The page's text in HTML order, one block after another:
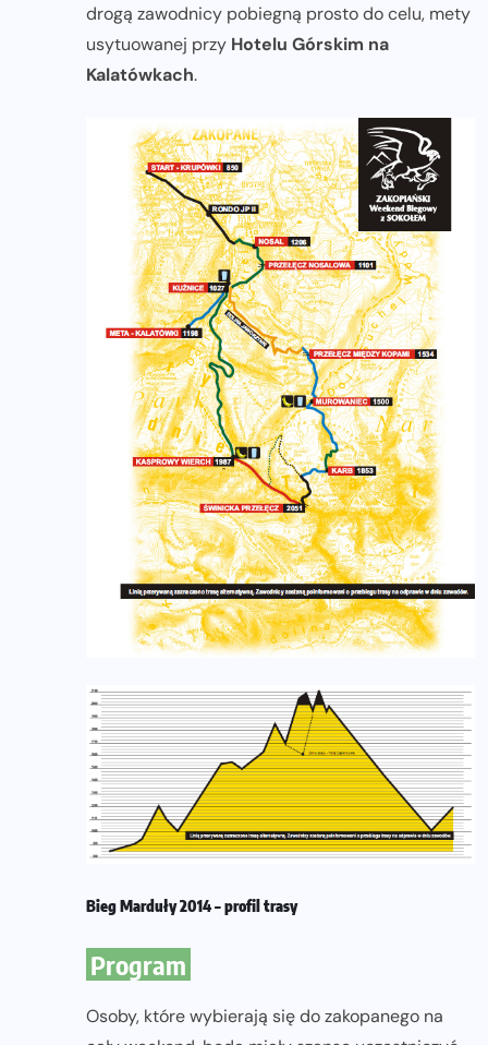
drogą zawodnicy pobiegną prosto do celu, mety
usytuowanej przy Hotelu Górskim na
Kalatówkach.
Bieg Marduły 2014 – profil trasy
Program
Osoby, które wybierają się do zakopanego na